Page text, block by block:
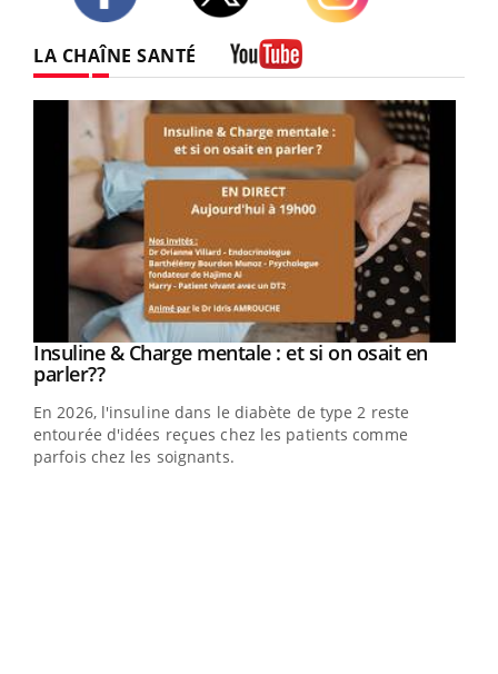
LA CHAÎNE SANTÉ
Youtube
Insuline & Charge mentale : et si on osait en
parler??Youtube
En 2026, l'insuline dans le diabète de type 2 reste
entourée d'idées reçues chez les patients comme
parfois chez les soignants.